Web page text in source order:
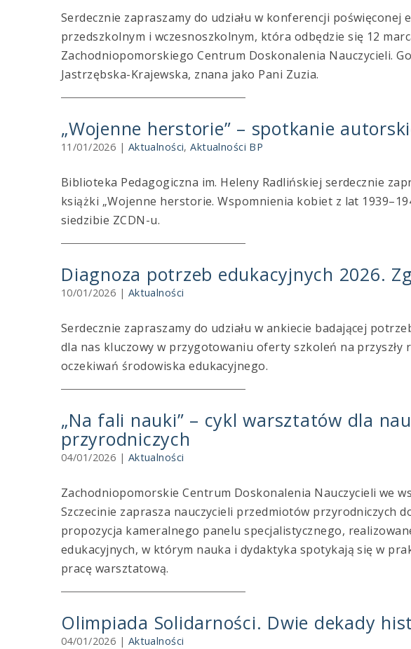
Serdecznie zapraszamy do udziału w konferencji poświęconej
przedszkolnym i wczesnoszkolnym, która odbędzie się 12
Zachodniopomorskiego Centrum Doskonalenia Nauczycieli.
Jastrzębska-Krajewska, znana jako Pani Zuzia.
„Wojenne herstorie” – spotkanie
11/01/2026 | Aktualności,Aktualności BP
Biblioteka Pedagogiczna im. Heleny Radlińskiej serdecznie
książki „Wojenne herstorie. Wspomnienia kobiet z lat
siedzibie ZCDN-u.
Diagnoza potrzeb edukacyjnych 2026.
10/01/2026 | Aktualności
Serdecznie zapraszamy do udziału w ankiecie badającej
dla nas kluczowy w przygotowaniu oferty szkoleń na
oczekiwań środowiska edukacyjnego.
„Na fali nauki” – cykl warsztatów dla
przyrodniczych
04/01/2026 | Aktualności
Zachodniopomorskie Centrum Doskonalenia Nauczycieli we
Szczecinie zaprasza nauczycieli przedmiotów przyrodniczych
propozycja kameralnego panelu specjalistycznego,
edukacyjnych, w którym nauka i dydaktyka spotykają się w
pracę warsztatową.
Olimpiada Solidarności. Dwie dekady
04/01/2026 | Aktualności